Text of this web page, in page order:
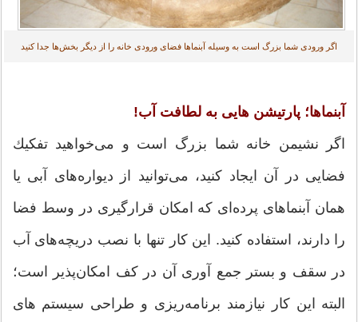
اگر ورودی شما بزرگ است به وسیله آبنماها فضای ورودی خانه را از دیگر بخش‌ها جدا كنید
آبنماها؛ پارتیشن هایی به لطافت آب!
اگر نشیمن خانه شما بزرگ است و می‌خواهید تفكیك
فضایی در آن ایجاد كنید، می‌توانید از دیواره‌های آبی یا
همان آبنماهای پرده‌ای كه امكان قرارگیری در وسط فضا
را دارند، استفاده كنید. این كار تنها با نصب دریچه‌های آب
در سقف و بستر جمع آوری آن در كف امكان‌پذیر است؛
البته این كار نیازمند برنامه‌ریزی و طراحی سیستم های